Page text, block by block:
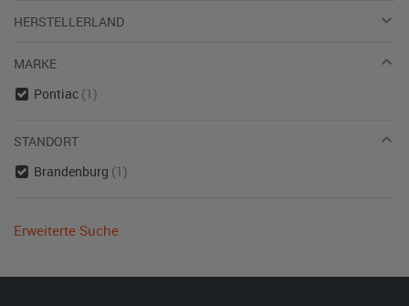
HERSTELLERLAND
MARKE
Pontiac (1)
STANDORT
Brandenburg (1)
Erweiterte Suche